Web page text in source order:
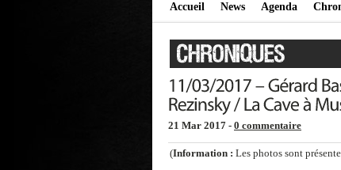
Accueil News Agenda
21 Mar 2017 - 0 commentaire
(Information : Les photos sont